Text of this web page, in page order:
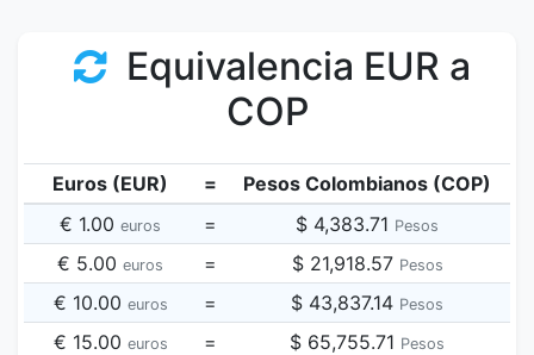
Equivalencia EUR a
COP
Euros (EUR) =
Pesos Colombianos (COP)
€ 1.00 euros = $ 4,383.71 Pesos
€ 5.00 euros = $ 21,918.57 Pesos
€ 10.00 euros = $ 43,837.14 Pesos
€ 15.00 euros = $ 65,755.71 Pesos